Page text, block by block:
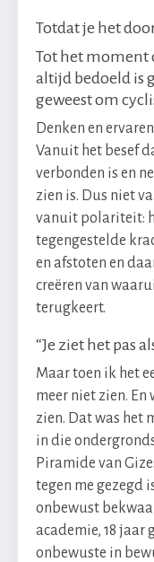
Totdat je het
Tot het moment
altijd bedoeld is
geweest om
Denken en
Vanuit het besef
verbonden is en
zien is. Dus niet
vanuit polariteit:
tegengestelde
en afstoten en
creëren van
terugkeert.
“Je ziet het pas
Maar toen ik het
meer niet zien.
zien. Dat was het
in die
Piramide van
tegen me gezegd
onbewust
academie, 18 jaar
onbewuste in